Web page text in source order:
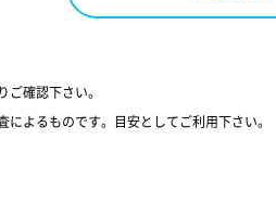
確認下さい。
よるものです。目安としてご利用下さい。